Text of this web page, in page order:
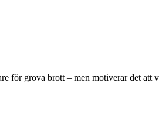
för grova brott – men motiverar det